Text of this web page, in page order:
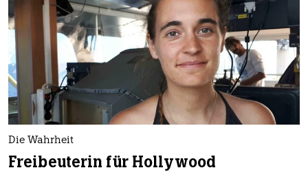
Die Wahrheit
Freibeuterin für Hollywood